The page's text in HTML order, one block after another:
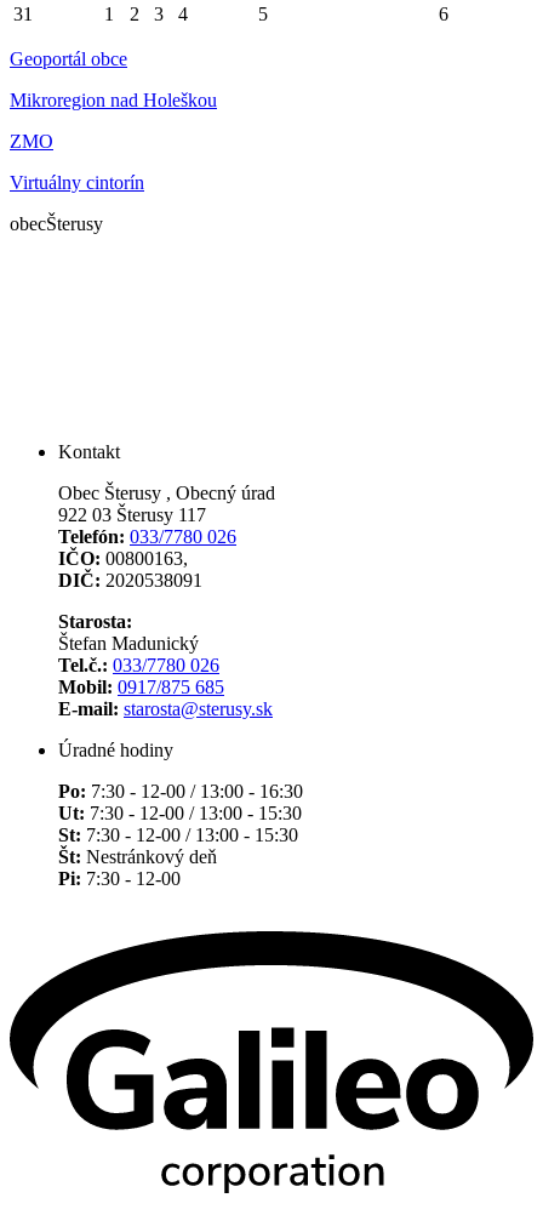
31
1 2 3 4 5 6
Geoportál obce
Mikroregion nad Holeškou
ZMO
Virtuálny cintorín
obecŠterusy
Kontakt
Obec Šterusy , Obecný úrad
922 03 Šterusy 117
Telefón: 033/7780 026
IČO: 00800163,
DIČ: 2020538091
Starosta:
Štefan Madunický
Tel.č.: 033/7780 026
Mobil: 0917/875 685
E-mail: starosta@sterusy.sk
Úradné hodiny
Po: 7:30 - 12-00 / 13:00 - 16:30
Ut: 7:30 - 12-00 / 13:00 - 15:30
St: 7:30 - 12-00 / 13:00 - 15:30
Št: Nestránkový deň
Pi: 7:30 - 12-00